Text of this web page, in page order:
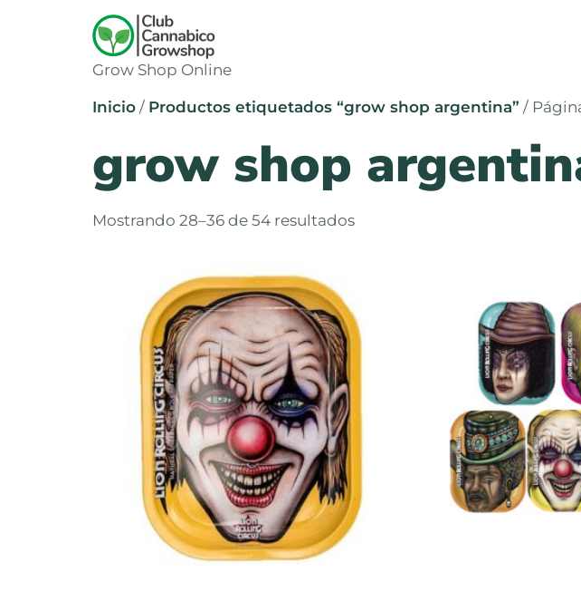
Grow Shop Online
Inicio / Productos etiquetados “grow shop argentina” /
grow shop
Mostrando 28–36 de 54 resultados